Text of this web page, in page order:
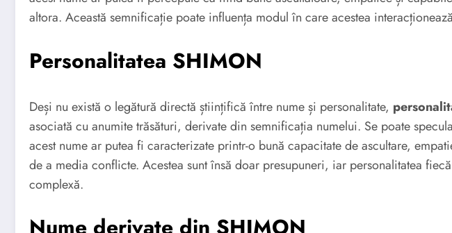
altora. Această semnificație poate influența modul în care acestea
Personalitatea SHIMON
Deși nu există o legătură directă științifică între nume și personalitate,
asociată cu anumite trăsături, derivate din semnificația numelui. Se poate
acest nume ar putea fi caracterizate printr-o bună capacitate de ascultare,
de a media conflicte. Acestea sunt însă doar presupuneri, iar personalitatea
complexă.